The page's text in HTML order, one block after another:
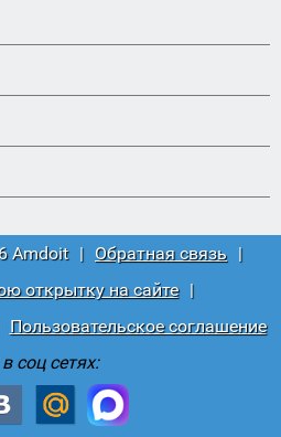
Amdoit | Обратная связь |
открытку на сайте
|
Пользовательское соглашение
соц сетях: